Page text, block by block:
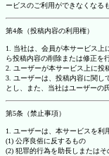
ービスのご利用ができなくなる
第4条（投稿内容の利用権）
1. 当社は、会員が本サービス上
ら投稿内容の削除または修正を
2. ユーザーが本サービス上に投
3. ユーザーは、投稿内容に関し
とし、また、当社はユーザーの
第5条（禁止事項）
1. ユーザーは、本サービスを利
(1) 公序良俗に反するもの
(2) 犯罪的行為を助長しまたは